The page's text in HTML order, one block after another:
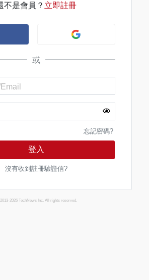
不是會員？ 立即註冊
或
忘記密碼?
登入
沒有收到註冊驗證信?
2026 TechNews Inc. All rights reserved.